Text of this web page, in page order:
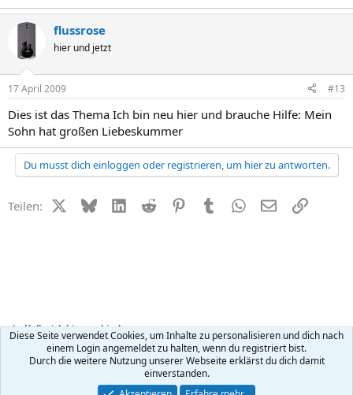
flussrose
hier und jetzt
17 April 2009 #13
Dies ist das Thema Ich bin neu hier und brauche Hilfe: Mein
Sohn hat großen Liebeskummer
Du musst dich einloggen oder registrieren, um hier zu antworten.
Teilen: X (Twitter)
BlueskyLinkedIn
Reddit PinterestTumblr WhatsApp
E-MailLink
Hallo, ich bin neu hier!
Kontakt Nutzungsbedingungen Datenschutz Hilfe
R
Community platform by XenForo ® © 2010-2026 XenForo Ltd.
Diese Seite verwendet Cookies, um Inhalte zu personalisieren und dich nach
einem Login angemeldet zu halten, wenn du registriert bist.
Durch die weitere Nutzung unserer Webseite erklärst du dich damit
einverstanden.